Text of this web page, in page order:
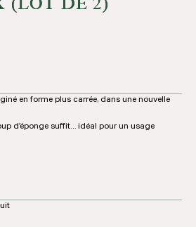
en forme plus carrée, dans une nouvelle
d’éponge suffit… idéal pour un usage